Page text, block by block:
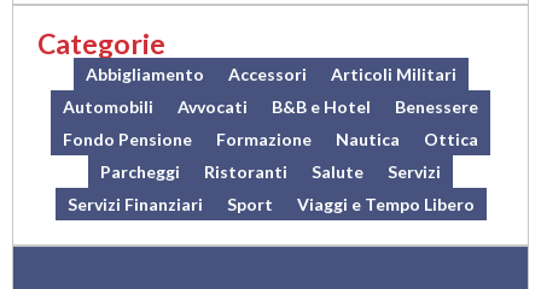
Categorie
Abbigliamento Accessori
Articoli Militari
Automobili
Avvocati B&B e Hotel
Benessere
Fondo Pensione
Formazione Nautica
Ottica
Parcheggi
Ristoranti Salute
Servizi
Servizi Finanziari
Sport Viaggi e Tempo Libero